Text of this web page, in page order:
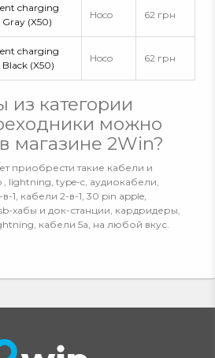
charging
(X50)
Hoco 62 грн
charging
(X50)
Hoco 62 грн
из категории
можно
магазине 2Win?
приобрести такие кабели и
lightning, type-c, аудиокабели,
1, кабели 2-в-1, 30 pin apple,
хабы и док-станции, кардридеры,
кабели 5а, на любой вкус.